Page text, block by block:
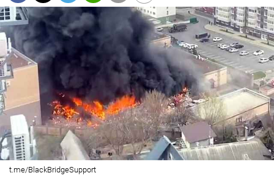
t.me/BlackBridgeSupport